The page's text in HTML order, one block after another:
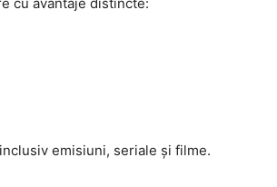
emisiuni, seriale și filme.